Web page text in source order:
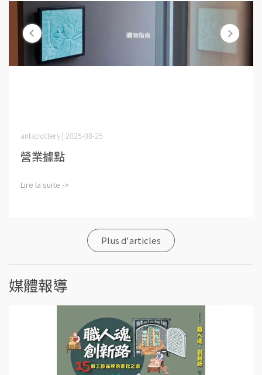
antapottery | 2025-08-25
營業據點
Lire la suite ->
Plus d'articles
媒體報導